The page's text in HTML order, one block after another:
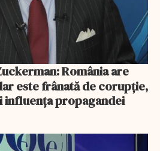
este frânată de corupție,
influența propagandei